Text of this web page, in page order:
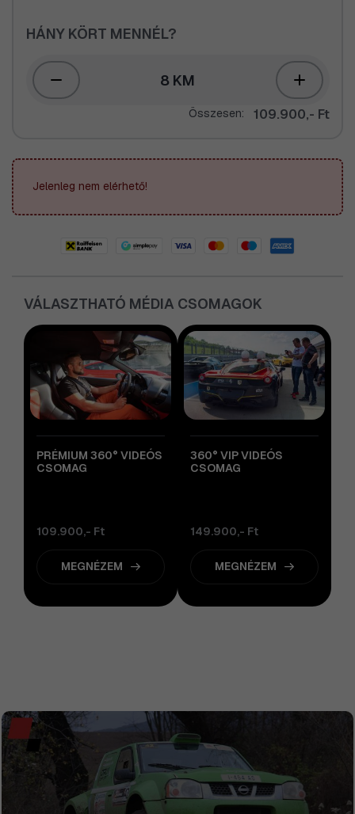
HÁNY KÖRT MENNÉL?
8 KM
Összesen: 109.900,- Ft
Jelenleg nem elérhető!
VÁLASZTHATÓ MÉDIA CSOMAGOK
PRÉMIUM 360° VIDEÓS
CSOMAG
109.900,- Ft
MEGNÉZEM
360° VIP VIDEÓS
CSOMAG
149.900,- Ft
MEGNÉZEM